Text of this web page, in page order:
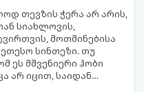
თევზის ჭერა არ არის,
სიახლოვის,
მოთმინებისა
სინთეზი. თუ
ეს მშვენიერი ჰობი
არ იცით, საიდან